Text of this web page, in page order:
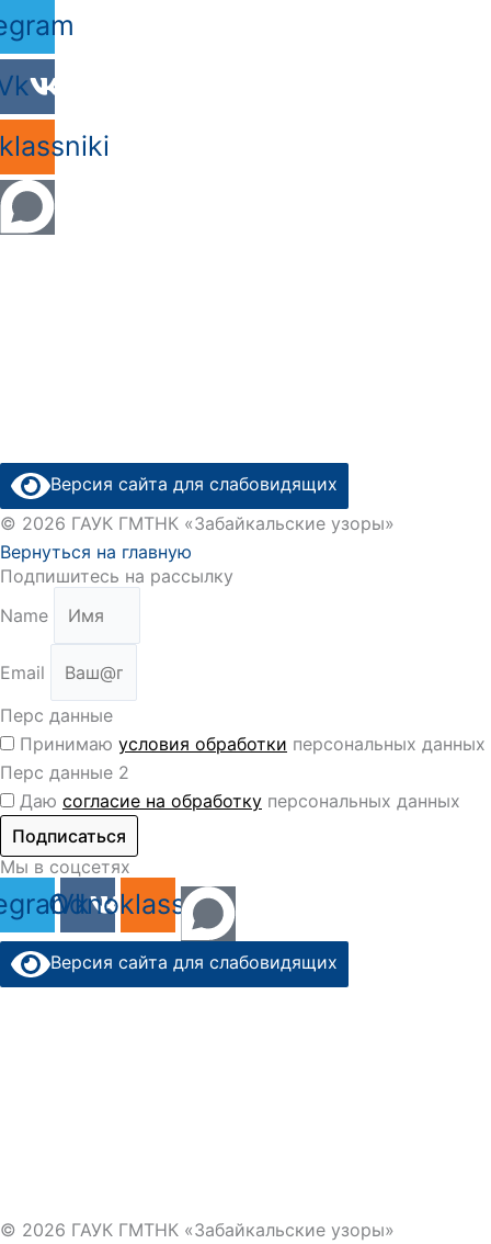
Версия сайта для слабовидящих
© 2026 ГАУК ГМТНК «Забайкальские узоры»
Вернуться на главную
Подпишитесь на рассылку
Name
Email
Перс данные
Принимаю условия обработки персональных данных
Перс данные 2
Даю согласие на обработку персональных данных
Подписаться
Мы в соцсетях
Vk
Odnoklassniki
Версия сайта для слабовидящих
© 2026 ГАУК ГМТНК «Забайкальские узоры»